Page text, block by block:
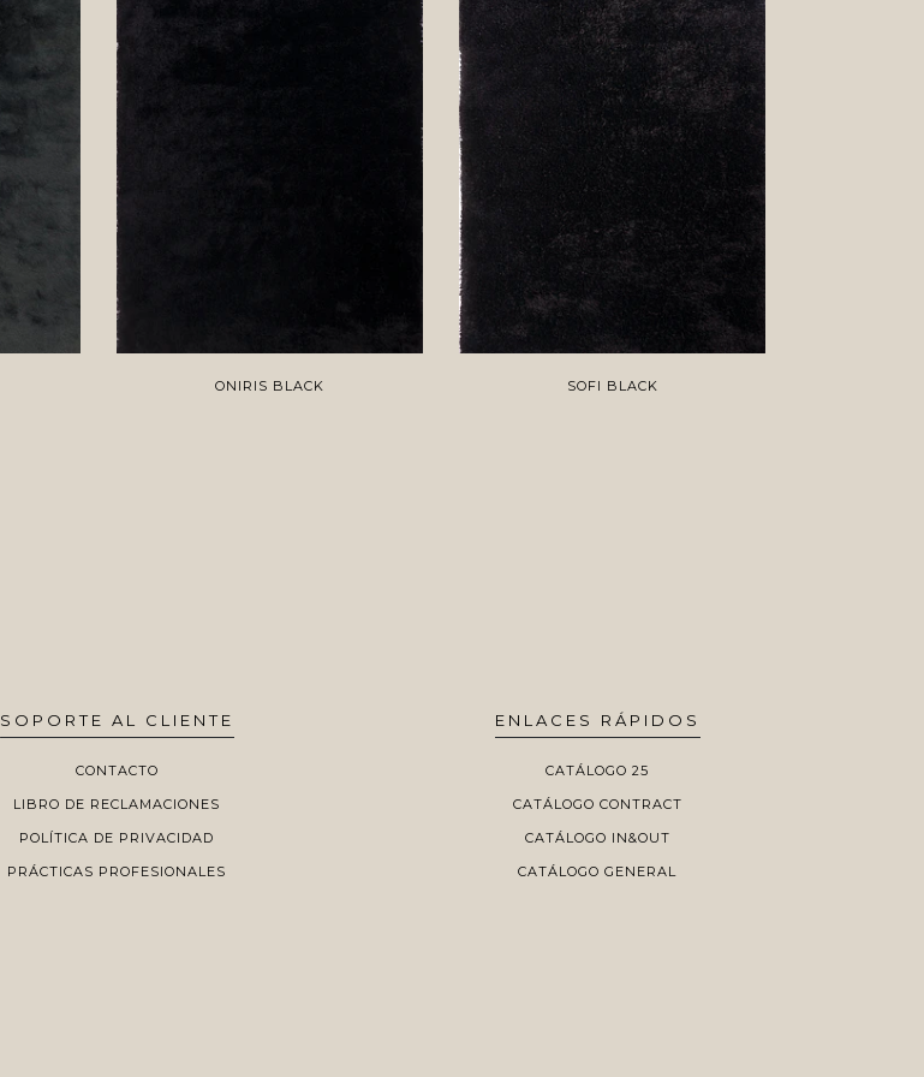
ONIRIS BLACK SOFI BLACK
SOPORTE AL CLIENTE
CONTACTO
LIBRO DE RECLAMACIONES
POLÍTICA DE PRIVACIDAD
PRÁCTICAS PROFESIONALES
ENLACES RÁPIDOS
CATÁLOGO 25
CATÁLOGO CONTRACT
CATÁLOGO IN&OUT
CATÁLOGO GENERAL